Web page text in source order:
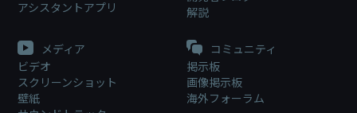
アシスタントアプリ
解説
メディア
ビデオ
スクリーンショット
壁紙
コミュニティ
掲示板
画像掲示板
海外フォーラム